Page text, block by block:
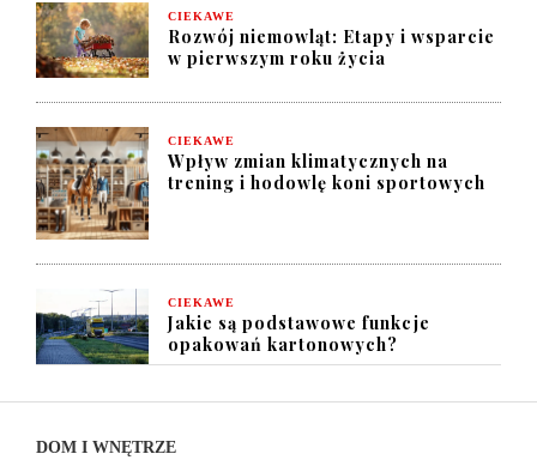
CIEKAWE
Rozwój niemowląt: Etapy i wsparcie
w pierwszym roku życia
CIEKAWE
Wpływ zmian klimatycznych na
trening i hodowlę koni sportowych
CIEKAWE
Jakie są podstawowe funkcje
opakowań kartonowych?
DOM I WNĘTRZE